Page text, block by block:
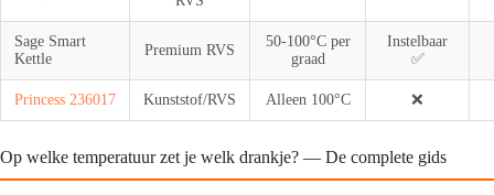
Sage Smart
Kettle
Premium RVS
50-100°C per
graad
Instelbaar
✅
Princess 236017 Kunststof/RVS Alleen 100°C ❌
Op welke temperatuur zet je welk drankje? — De complete gids